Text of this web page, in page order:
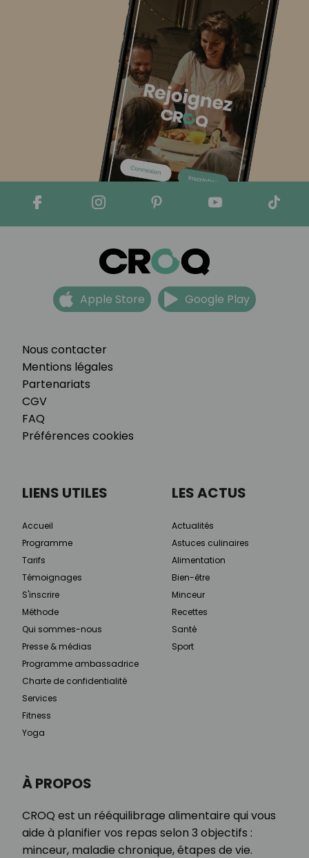
Nous contacter
Mentions légales
Partenariats
CGV
FAQ
Préférences cookies
Apple Store Google Play
À PROPOS
CROQ est un rééquilibrage alimentaire qui vous
aide à planifier vos repas selon 3 objectifs :
minceur, maladie chronique, étapes de vie.
LIENS UTILES
Accueil
Programme
Tarifs
Témoignages
S'inscrire
Méthode
Qui sommes-nous
Presse & médias
Programme ambassadrice
Charte de confidentialité
Services
Fitness
Yoga
LES ACTUS
Actualités
Astuces culinaires
Alimentation
Bien-être
Minceur
Recettes
Santé
Sport